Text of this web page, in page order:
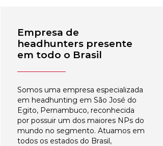
Empresa de
headhunters presente
em todo o Brasil
Somos uma empresa especializada
em headhunting em São José do
Egito, Pernambuco, reconhecida
por possuir um dos maiores NPs do
mundo no segmento. Atuamos em
todos os estados do Brasil,